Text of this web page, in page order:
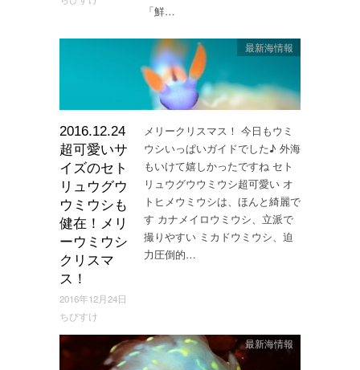
「鮮…
2016.12.24
超可愛いサ
イズのセト
リュウグウ
ウミウシも
健在！メリ
ーウミウシ
クリスマ
ス！
2016年12月24日
ちびすけ
最新海情報
メリークリスマス！ 今日もウミ
ウシいっぱいガイドでした♪ 外海
もいけて嬉しかったですね セト
リュウグウウミウシ超可愛い オ
トヒメウミウシは、ほんと綺麗で
す カナメイロウミウシ、立派で
撮りやすい ミカドウミウシ、迫
力圧倒的…
最新海情報